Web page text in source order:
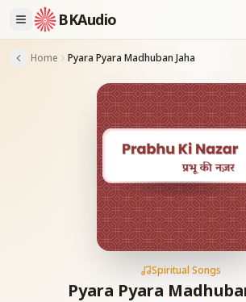
BKAudio
Home Pyara Pyara Madhuban Jaha
Spiritual Songs
Pyara Pyara